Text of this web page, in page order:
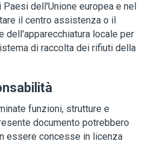
dell'Unione europea e nel
il centro assistenza o il
dell'apparecchiatura locale per
di raccolta dei rifiuti della
funzioni, strutture e
documento potrebbero
essere concesse in licenza